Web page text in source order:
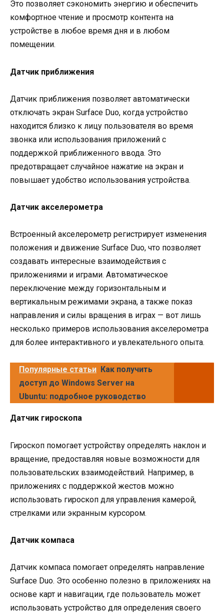
Это позволяет сэкономить энергию и обеспечить
комфортное чтение и просмотр контента на
устройстве в любое время дня и в любом
помещении.
Датчик приближения
Датчик приближения позволяет автоматически
отключать экран Surface Duo, когда устройство
находится близко к лицу пользователя во время
звонка или использования приложений с
поддержкой приближенного ввода. Это
предотвращает случайное нажатие на экран и
повышает удобство использования устройства.
Датчик акселерометра
Встроенный акселерометр регистрирует изменения
положения и движение Surface Duo, что позволяет
создавать интересные взаимодействия с
приложениями и играми. Автоматическое
переключение между горизонтальным и
вертикальным режимами экрана, а также показ
направления и силы вращения в играх — вот лишь
несколько примеров использования акселерометра
для более интерактивного и увлекательного опыта.
Популярные статьи Как получить
доступ до Windows Server на
Ubuntu: подробное руководство
Датчик гироскопа
Гироскоп помогает устройству определять наклон и
вращение, предоставляя новые возможности для
пользовательских взаимодействий. Например, в
приложениях с поддержкой жестов можно
использовать гироскоп для управления камерой,
стрелками или экранным курсором.
Датчик компаса
Датчик компаса помогает определять направление
Surface Duo. Это особенно полезно в приложениях на
основе карт и навигации, где пользователь может
использовать устройство для определения своего